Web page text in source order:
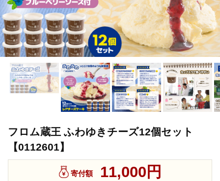
フロム蔵王 ふわゆきチーズ12個セット
【0112601】
寄付額 11,000円